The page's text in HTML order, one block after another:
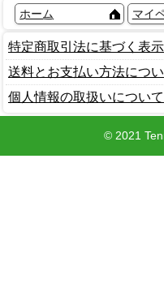
ホーム マイ
特定商取引法に基づく表示
送料とお支払い方法につ
個人情報の取扱いについて
© 2021